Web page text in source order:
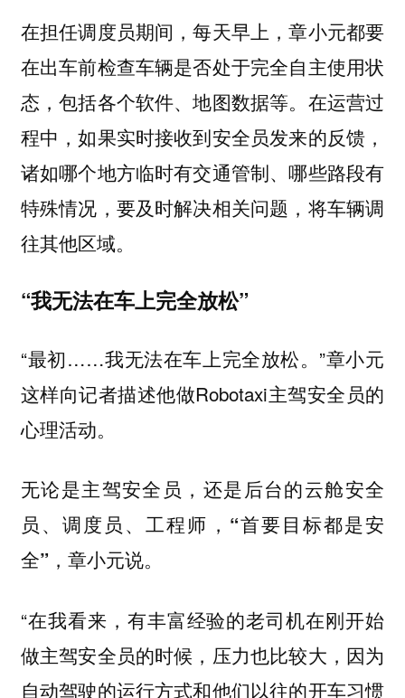
在担任调度员期间，每天早上，章小元都要
在出车前检查车辆是否处于完全自主使用状
态，包括各个软件、地图数据等。在运营过
程中，如果实时接收到安全员发来的反馈，
诸如哪个地方临时有交通管制、哪些路段有
特殊情况，要及时解决相关问题，将车辆调
往其他区域。
“我无法在车上完全放松”
“最初……我无法在车上完全放松。”章小元
这样向记者描述他做Robotaxi主驾安全员的
心理活动。
无论是主驾安全员，还是后台的云舱安全
员、调度员、工程师，“首要目标都是安
全”，章小元说。
“在我看来，有丰富经验的老司机在刚开始
做主驾安全员的时候，压力也比较大，因为
自动驾驶的运行方式和他们以往的开车习惯